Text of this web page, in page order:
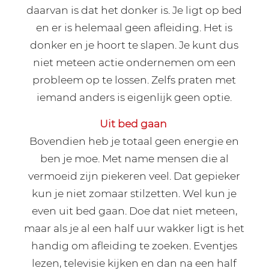
daarvan is dat het donker is. Je ligt op bed
en er is helemaal geen afleiding. Het is
donker en je hoort te slapen. Je kunt dus
niet meteen actie ondernemen om een
probleem op te lossen. Zelfs praten met
iemand anders is eigenlijk geen optie.
Uit bed gaan
Bovendien heb je totaal geen energie en
ben je moe. Met name mensen die al
vermoeid zijn piekeren veel. Dat gepieker
kun je niet zomaar stilzetten. Wel kun je
even uit bed gaan. Doe dat niet meteen,
maar als je al een half uur wakker ligt is het
handig om afleiding te zoeken. Eventjes
lezen, televisie kijken en dan na een half